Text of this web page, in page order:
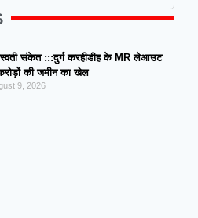
संकेत :::दुर्ग करहीडीह के MR लेआउट
की जमीन का खेल
9, 2026